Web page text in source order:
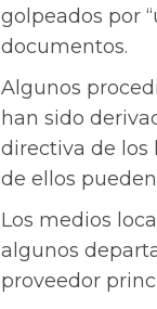
golpeados por
documentos.
Algunos
han sido
directiva de los
de ellos
Los medios
algunos
proveedor